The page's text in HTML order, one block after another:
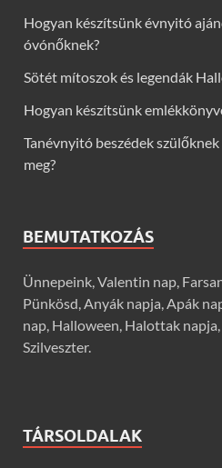
Hogyan készítsünk évnyitó
óvónőknek?
Sötét mítoszok és legendák
Hogyan készítsünk
Tanévnyitó beszédek
meg?
BEMUTATKOZÁS
Ünnepeink, Valentin nap,
Pünkösd, Anyák napja, Apák
nap, Halloween, Halottak
Szilveszter.
TÁRSOLDALAK